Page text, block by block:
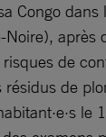
Congo
après
de
résidus de
le